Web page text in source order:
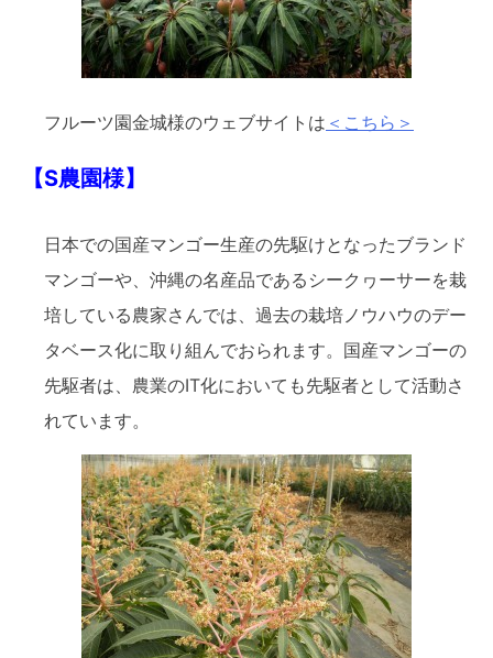
フルーツ園金城様のウェブサイトは ＜こちら＞
【S農園様】
日本での国産マンゴー生産の先駆けとなったブランド
マンゴーや、沖縄の名産品であるシークヮーサーを栽
培している農家さんでは、過去の栽培ノウハウのデー
タベース化に取り組んでおられます。国産マンゴーの
先駆者は、農業のIT化においても先駆者として活動さ
れています。